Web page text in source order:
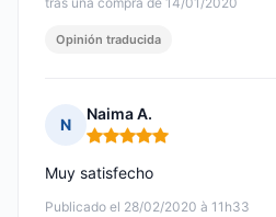
Opinión traducida
N
Naima A.
Nota: 5 de 5
Publicado el 28/02/2020 à 11h33
Muy satisfecho